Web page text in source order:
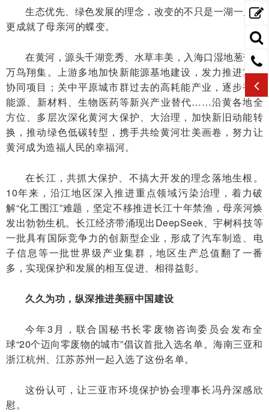
生态优先、绿色发展的理念，改变的不只是一湖一库，
更成就了母亲河的蝶变。
在黄河，源头千湖竞秀、水草丰美，入海口湿地葱郁、
万鸟翔集。上游多地加快新能源基地建设，发力推进算电
协同项目；关中平原城市群过去的高耗能产业，逐步被新
能源、新材料、生物医药等新兴产业替代……沿黄各地全
方位、多层次深化黄河大保护、大治理，加快新旧动能转
换，推动绿色低碳转型，携手共绘黄河壮美画卷，努力让
黄河成为造福人民的幸福河。
在长江，共抓大保护、不搞大开发的理念落地生根。
10年来，沿江地区深入推进重点领域污染治理，着力破
解“化工围江”难题，坚定不移推进长江十年禁渔，母亲河焕
发出勃勃生机。长江经济带涌现出DeepSeek、宇树科技等
一批具有国际竞争力的创新型企业，形成了汽车制造、电
子信息等一批世界级产业集群，地区生产总值翻了一番
多，实现保护和发展的相互促进、相得益彰。
久久为功，纵深推进美丽中国建设
今年3月，联合国秘书长零废物咨询委员会发布全
球“20个迈向零废物的城市”倡议首批入选名单。海南三亚和
浙江杭州、江苏苏州一起入选了这份名单。
这份认可，让三亚市环境保护协会理事长冯丹深感欣
慰。